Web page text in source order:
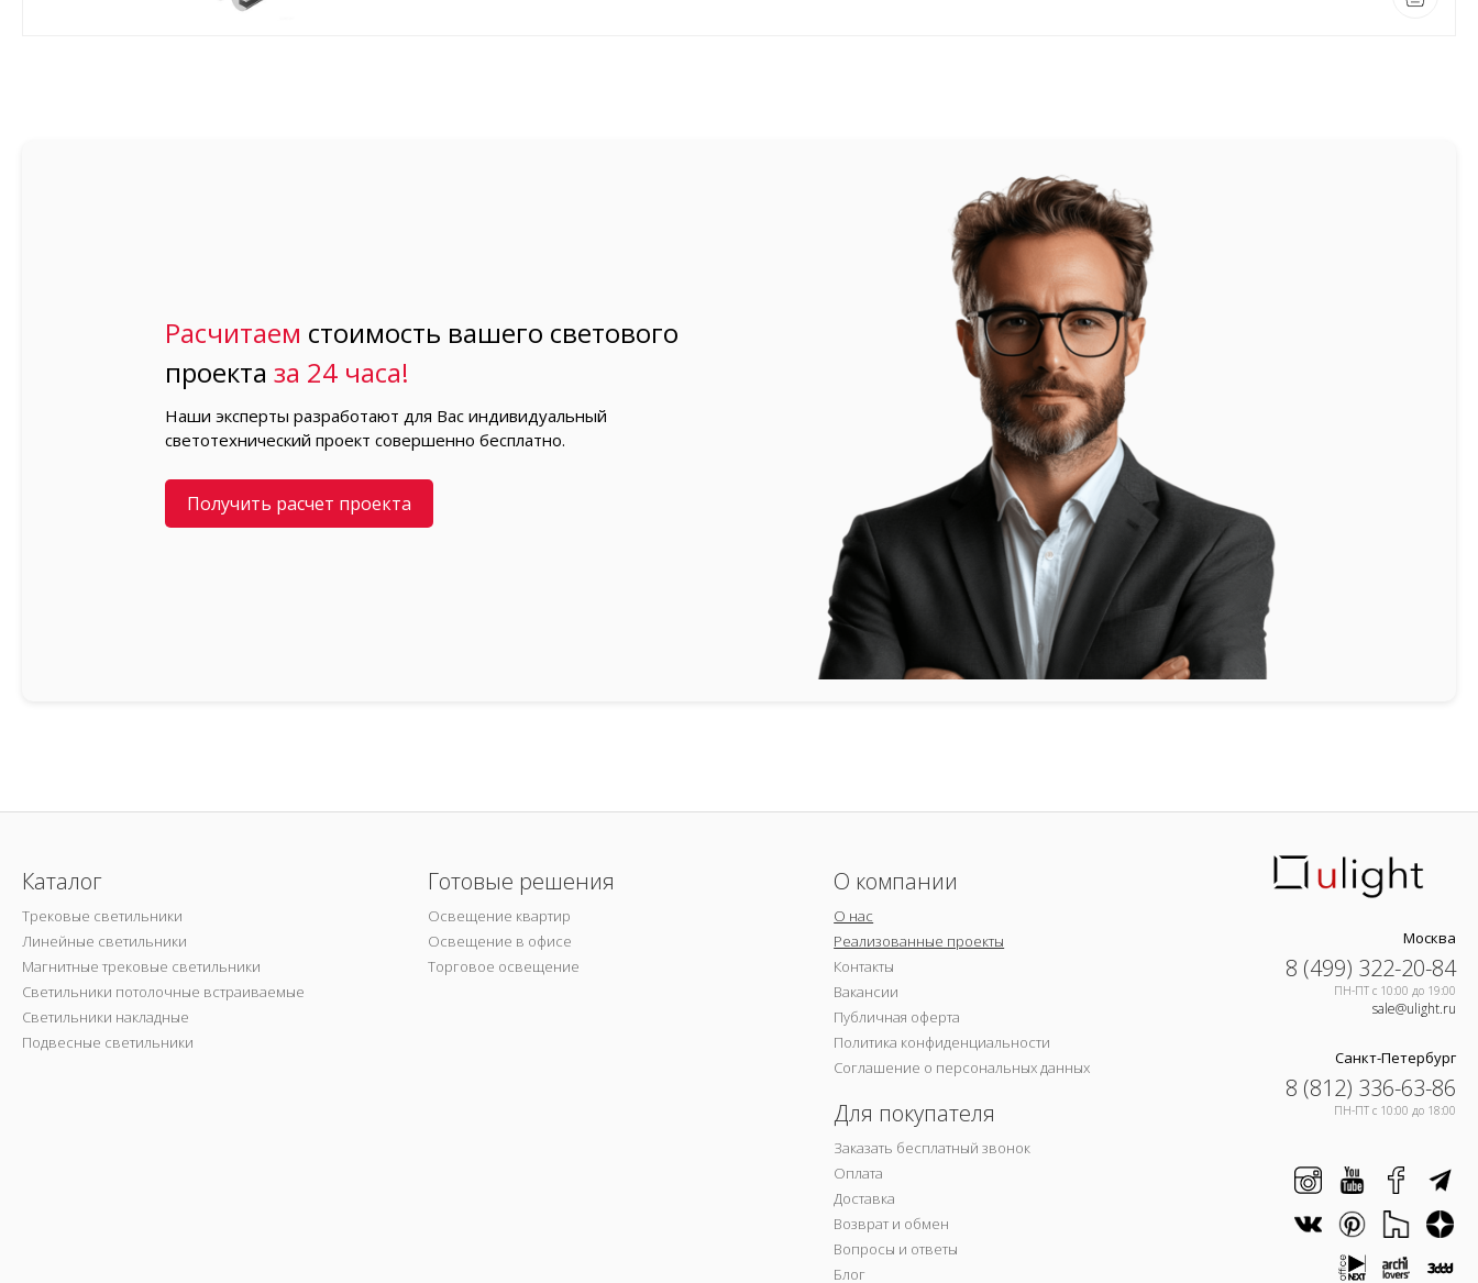
Расчитаем стоимость вашего светового
проектаза 24 часа!
Наши эксперты разработают для Вас индивидуальный
светотехнический проект совершенно бесплатно.
Получить расчет проекта
Каталог
Трековые светильники
Линейные светильники
Магнитные трековые светильники
Светильники потолочные встраиваемые
Светильники накладные
Подвесные светильники
Готовые решения
Освещение квартир
Освещение в офисе
Торговое освещение
О компании
О нас
Реализованные проекты
Контакты
Вакансии
Публичная оферта
Политика конфиденциальности
Соглашение о персональных данных
Для покупателя
Заказать бесплатный звонок
Оплата
Доставка
Возврат и обмен
Вопросы и ответы
Блог
Москва
8 (499) 322-20-84
ПН-ПТ c 10:00 до 19:00
sale@ulight.ru
Санкт-Петербург
8 (812) 336-63-86
ПН-ПТ c 10:00 до 18:00